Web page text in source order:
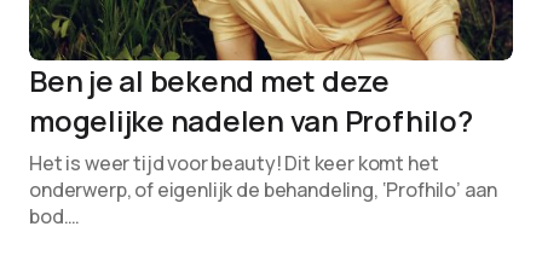
Ben je al bekend met deze
mogelijke nadelen van Profhilo?
Het is weer tijd voor beauty! Dit keer komt het
onderwerp, of eigenlijk de behandeling, ‘Profhilo’ aan
bod.…